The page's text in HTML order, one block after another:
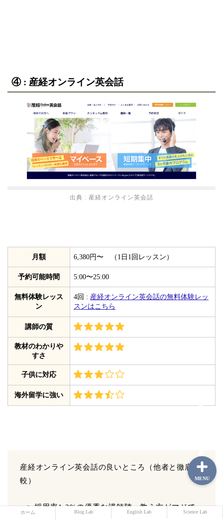
④ : 産経オンライン英会話
出典 : 産経オンライン英会話
月額 6,380円〜 （1日1回レッスン）
予約可能時間 5:00〜25:00
無料体験レッス
ン
4回 : 産経オンライン英会話の無料体験レッ
スンはこちら
講師の質
教材のわかりや
すさ
子供に対応
海外留学に強い
産経オンライン英会話の良いところ（他者と徹底比
較）
採用率1.2%の優秀な講師陣 : 教え方がマジで
うまいので初心者でも全然OK！
ホーム Blog Lab English Lab Science Lab
MENU
ホーム
Blog Lab